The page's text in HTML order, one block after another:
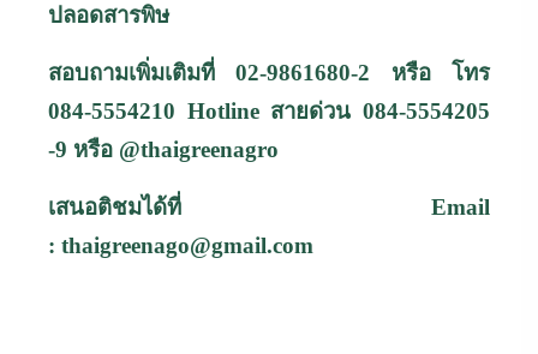
ปลอดสารพิษ
สอบถามเพิ่มเติมที่ 02-9861680-2 หรือ โทร
084-5554210 Hotline สายด่วน084-5554205
-9 หรือ @thaigreenagro
เสนอติชมได้ที่ Email
: thaigreenago@gmail.com